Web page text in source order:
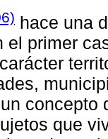
hace una
el primer
concepto
que